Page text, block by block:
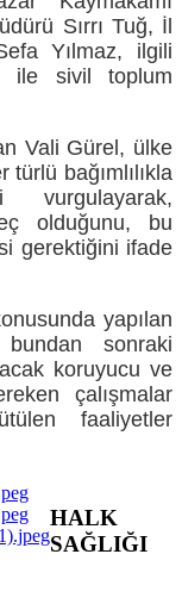
Sırrı Tuğ, İl
Yılmaz, ilgili
ile sivil toplum
Vali Gürel, ülke
bağımlılıkla
vurgulayarak,
olduğunu, bu
gerektiğini ifade
yapılan
sonraki
koruyucu ve
çalışmalar
faaliyetler
HALK
SAĞLIĞI